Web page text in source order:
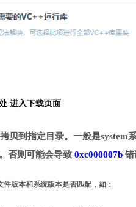
进入下载页面
贝到指定目录。一般是system
否则可能会导致 0xc000007b 错
版本和系统版本是否匹配，如：